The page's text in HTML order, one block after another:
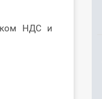
НДС и